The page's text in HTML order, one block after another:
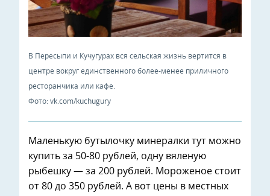
В Пересыпи и Кучугурах вся сельская жизнь вертится в
центре вокруг единственного более-менее приличного
ресторанчика или кафе.
Фото: vk.com/kuchugury
Маленькую бутылочку минералки тут можно
купить за 50-80 рублей, одну вяленую
рыбешку — за 200 рублей. Мороженое стоит
от 80 до 350 рублей. А вот цены в местных